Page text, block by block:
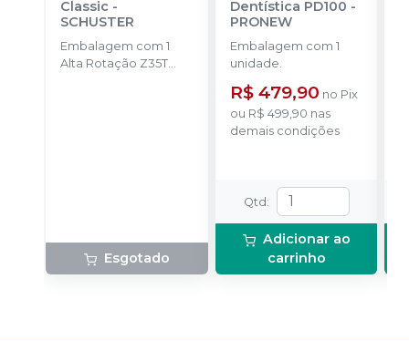
Classic -
SCHUSTER
Embalagem com 1
Alta Rotação Z35T
Esgotado
Dentística PD100 -
PRONEW
Embalagem com 1
unidade.
R$ 479,90 no Pix
ou R$ 499,90 nas
demais condições
Qtd :
Adicionar ao
carrinho